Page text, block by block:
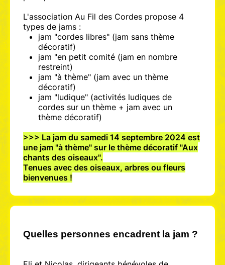
L'association Au Fil des Cordes propose 4
types de jams :
jam "cordes libres" (jam sans thème
décoratif)
jam "en petit comité (jam en nombre
restreint)
jam "à thème" (jam avec un thème
décoratif)
jam "ludique" (activités ludiques de
cordes sur un thème + jam avec un
thème décoratif)
>>> La jam du samedi 14 septembre 2024 est
une jam "à thème" sur le thème décoratif "Aux
chants des oiseaux".
Tenues avec des oiseaux, arbres ou fleurs
bienvenues !
Quelles personnes encadrent la jam ?